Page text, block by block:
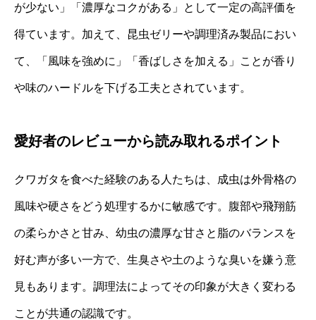
が少ない」「濃厚なコクがある」として一定の高評価を
得ています。加えて、昆虫ゼリーや調理済み製品におい
て、「風味を強めに」「香ばしさを加える」ことが香り
や味のハードルを下げる工夫とされています。
愛好者のレビューから読み取れるポイント
クワガタを食べた経験のある人たちは、成虫は外骨格の
風味や硬さをどう処理するかに敏感です。腹部や飛翔筋
の柔らかさと甘み、幼虫の濃厚な甘さと脂のバランスを
好む声が多い一方で、生臭さや土のような臭いを嫌う意
見もあります。調理法によってその印象が大きく変わる
ことが共通の認識です。